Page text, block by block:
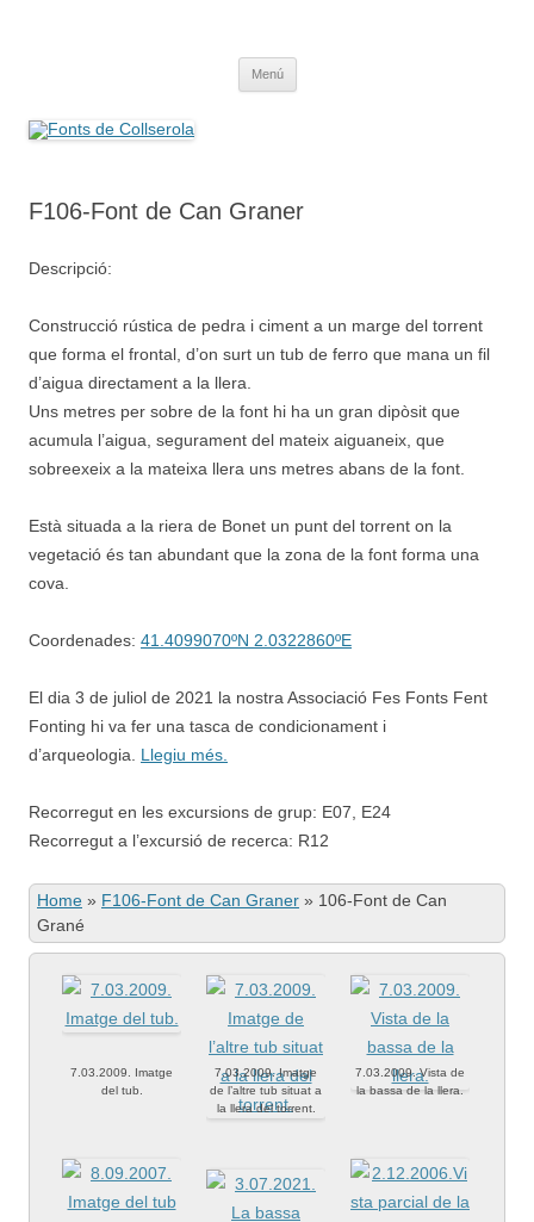
Menú
F106-Font de Can Graner
Descripció:
Construcció rústica de pedra i ciment a un marge del torrent
que forma el frontal, d’on surt un tub de ferro que mana un fil
d’aigua directament a la llera.
Uns metres per sobre de la font hi ha un gran dipòsit que
acumula l’aigua, segurament del mateix aiguaneix, que
sobreexeix a la mateixa llera uns metres abans de la font.
Està situada a la riera de Bonet un punt del torrent on la
vegetació és tan abundant que la zona de la font forma una
cova.
Coordenades: 41.4099070ºN 2.0322860ºE
El dia 3 de juliol de 2021 la nostra Associació Fes Fonts Fent
Fonting hi va fer una tasca de condicionament i
d’arqueologia. Llegiu més.
Recorregut en les excursions de grup: E07, E24
Recorregut a l’excursió de recerca: R12
Home » F106-Font de Can Graner » 106-Font de Can
Grané
7.03.2009. Imatge
del tub.
7.03.2009. Imatge
de l’altre tub situat a
la llera del torrent.
7.03.2009. Vista de
la bassa de la llera.